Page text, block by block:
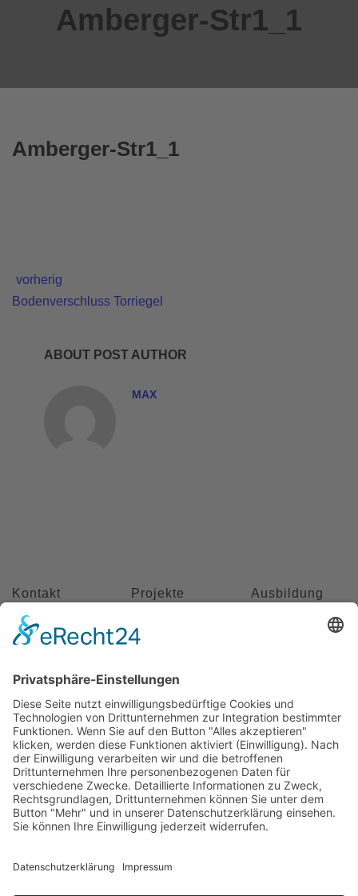
Amberger-Str1_1
Amberger-Str1_1
vorherig
Bodenverschluss Torriegel
ABOUT POST AUTHOR
MAX
Kontakt
Meisterbetrieb
Manuel Pawel
Am Kreuzweg
Nord 6
86668 Karlshuld
Telefon: +49
(0)176
58699916
Mail:info@metallbau-
Projekte Ausbildung